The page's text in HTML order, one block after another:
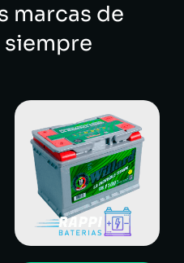
marcas de